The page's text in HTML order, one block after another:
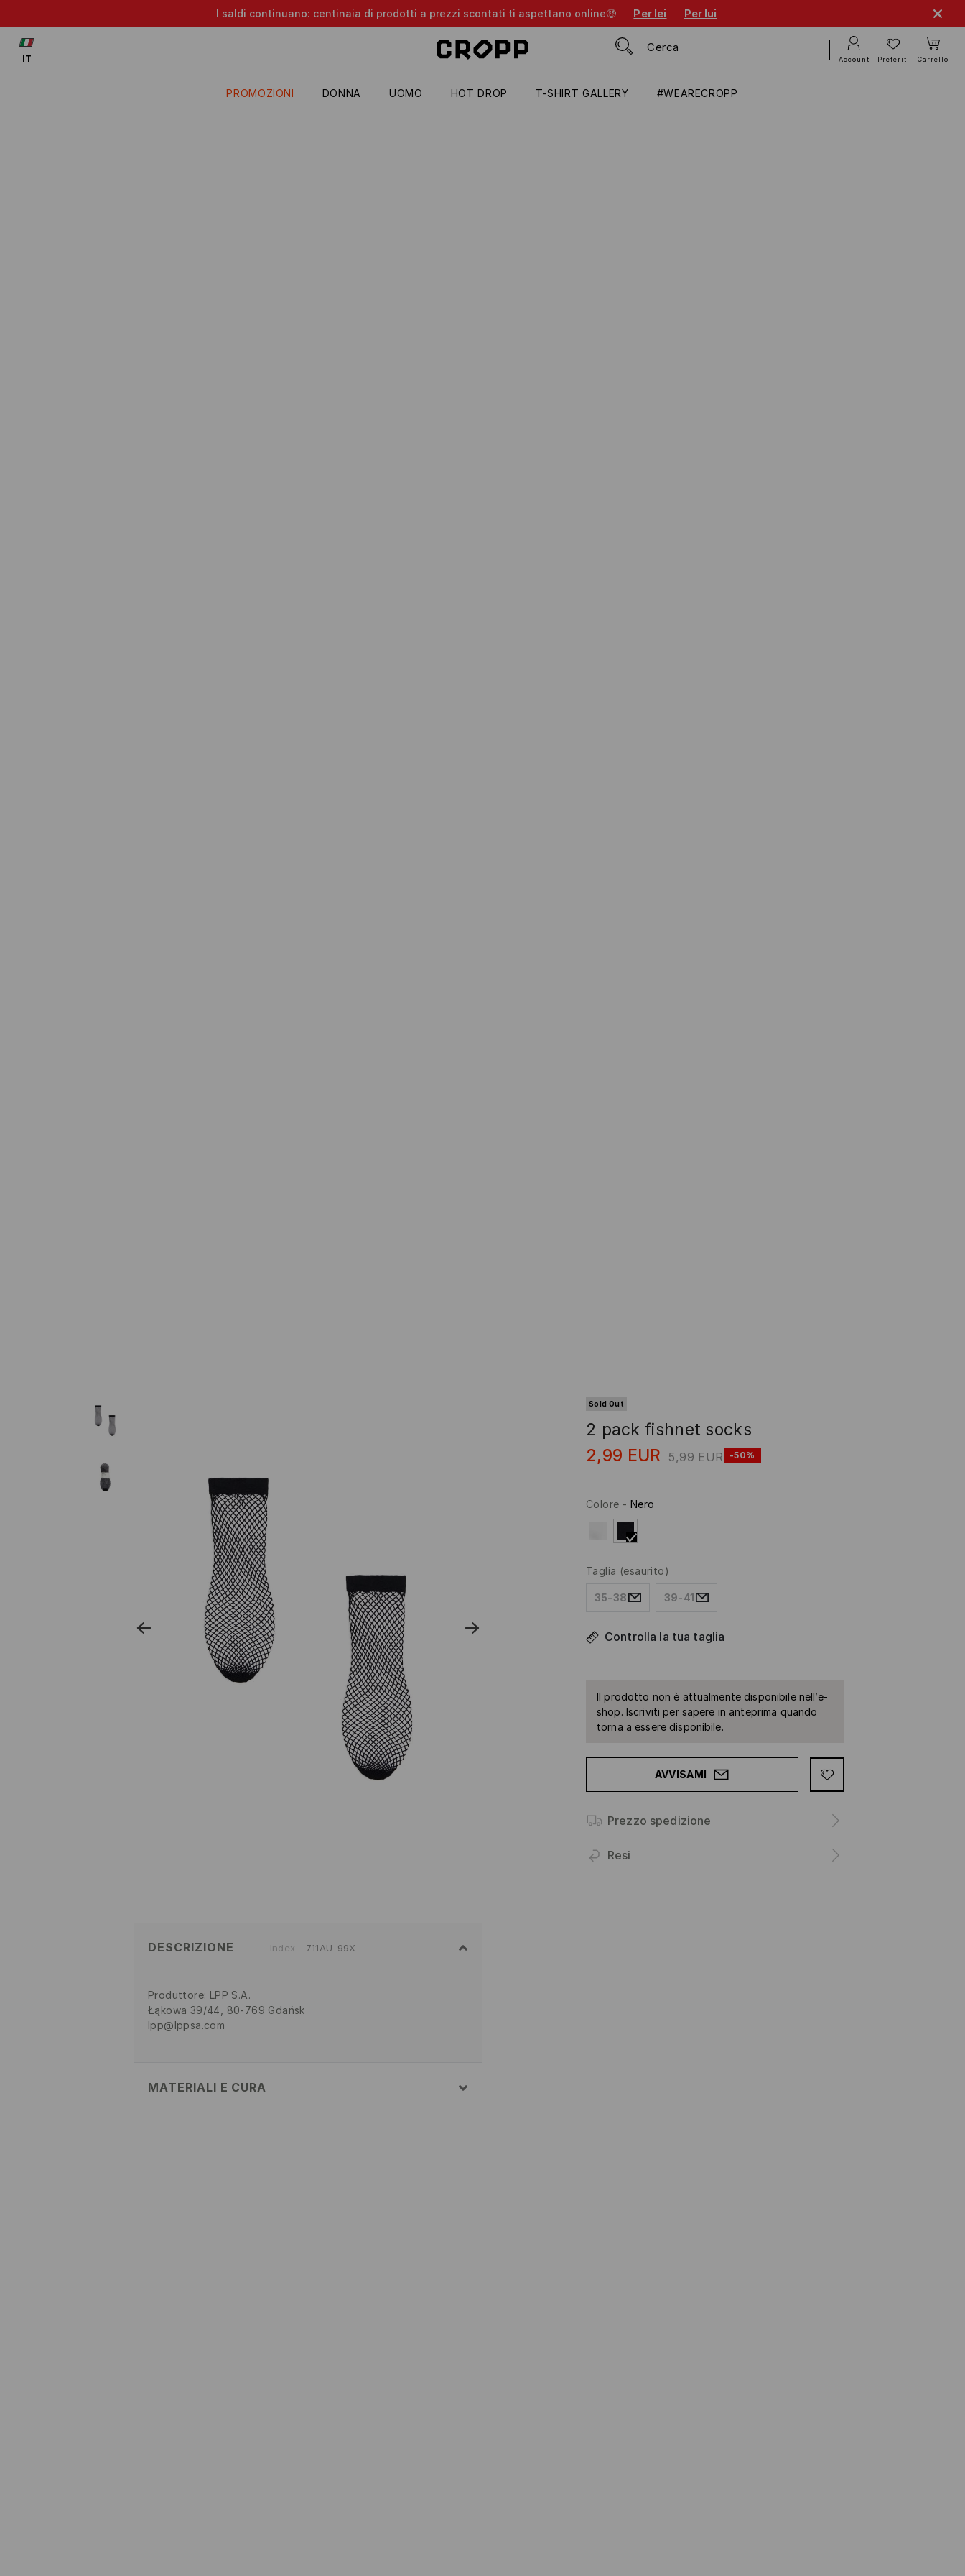
I saldi continuano: centinaia di prodotti a prezzi scontati ti aspettano online🤑 Per lei Per lui
PROMOZIONI DONNA UOMO HOT DROP T-SHIRT GALLERY #WEARECROPP
IT Account Preferiti Carrello
Sold Out
2 pack fishnet socks
2,99 EUR 5,99 EUR -50%
Colore - Nero
Taglia (esaurito)
35-38 39-41
Controlla la tua taglia
Il prodotto non è attualmente disponibile nell’e-
shop. Iscriviti per sapere in anteprima quando
torna a essere disponibile.
AVVISAMI
Prezzo spedizione
Resi
DESCRIZIONE Index 711AU-99X
Produttore: LPP S.A.
Łąkowa 39/44, 80-769 Gdańsk
lpp@lppsa.com
MATERIALI E CURA